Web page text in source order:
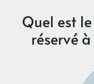
Quel est
réservé